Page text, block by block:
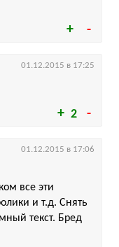
2
01.12.2015 в 17:25
все эти
и т.д. Снять
текст. Бред
01.12.2015 в 17:06